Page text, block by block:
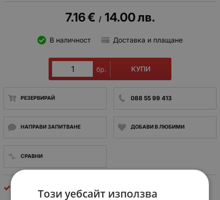
7.16€ / 14.00лв.
В наличност Доставка и плащане
бр. КУПИ
РЕЗЕРВИРАЙ 088 55 99 413
НАПРАВИ ЗАПИТВАНЕ ДОБАВИ В ЛЮБИМИ
СРАВНИ
Този уебсайт използва